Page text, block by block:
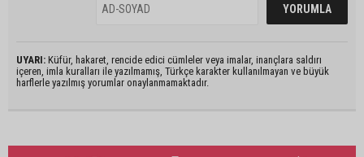
UYARI: Küfür, hakaret, rencide edici cümleler veya imalar, inançlara saldırı
içeren, imla kuralları ile yazılmamış, Türkçe karakter kullanılmayan ve büyük
harflerle yazılmış yorumlar onaylanmamaktadır.